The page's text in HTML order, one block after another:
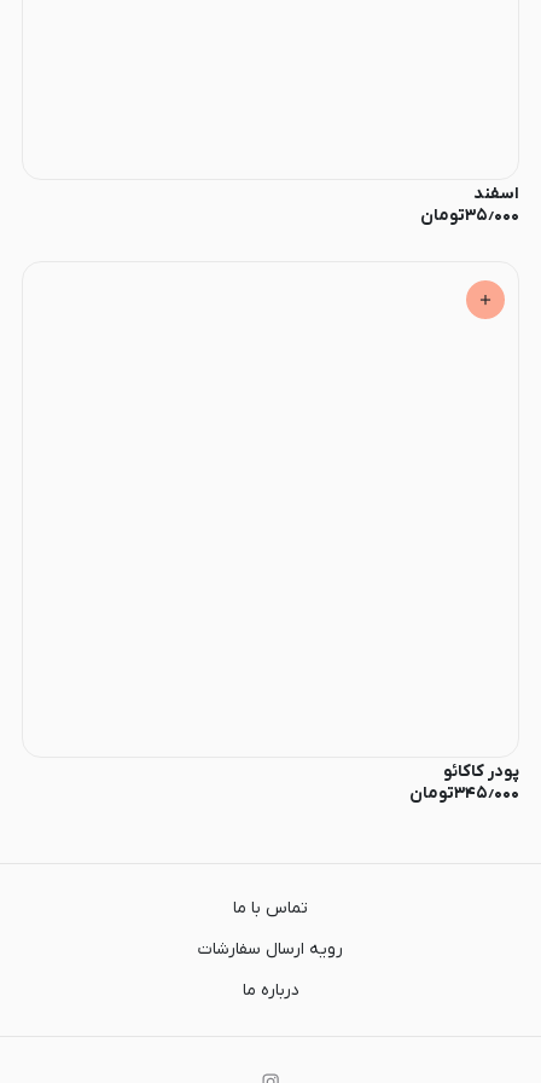
اسفند
۳۵٫۰۰۰تومان
پودر کاکائو
۳۴۵٫۰۰۰تومان
تماس با ما
رویه ارسال سفارشات
درباره ما